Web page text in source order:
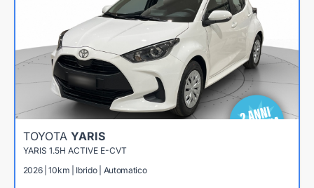
TOYOTA YARIS
YARIS 1.5H ACTIVE E-CVT
2026 | 10km | Ibrido | Automatico